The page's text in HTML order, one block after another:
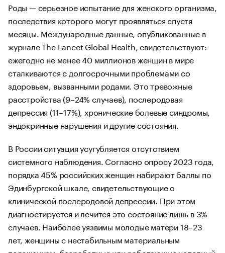
Роды — серьезное испытание для женского организма,
последствия которого могут проявляться спустя
месяцы. Международные данные, опубликованные в
журнале The Lancet Global Health, свидетельствуют:
ежегодно не менее 40 миллионов женщин в мире
сталкиваются с долгосрочными проблемами со
здоровьем, вызванными родами. Это тревожные
расстройства (9–24% случаев), послеродовая
депрессия (11–17%), хронические болевые синдромы,
эндокринные нарушения и другие состояния.
В России ситуация усугубляется отсутствием
системного наблюдения. Согласно опросу 2023 года,
порядка 45% российских женщин набирают баллы по
Эдинбургской шкале, свидетельствующие о
клинической послеродовой депрессии. При этом
диагностируется и лечится это состояние лишь в 3%
случаев. Наиболее уязвимы молодые матери 18–23
лет, женщины с нестабильным материальным